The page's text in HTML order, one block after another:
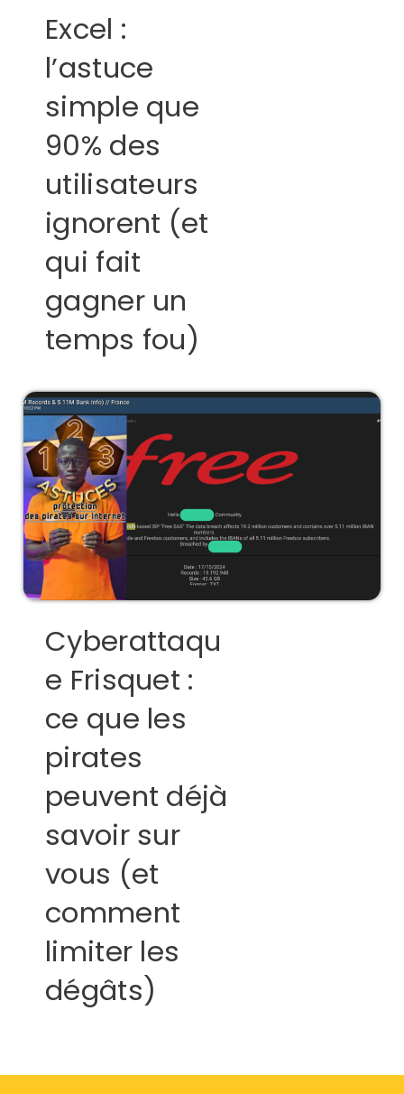
Excel :
l’astuce
simple que
90% des
utilisateurs
ignorent (et
qui fait
gagner un
temps fou)
Cyberattaqu
e Frisquet :
ce que les
pirates
peuvent déjà
savoir sur
vous (et
comment
limiter les
dégâts)